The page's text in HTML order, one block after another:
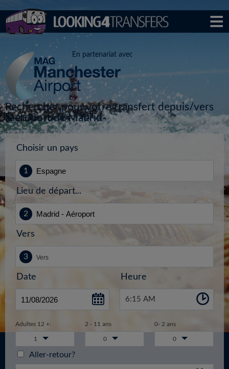
En partenariat avec
Rechercher pour votre transfert depuis/vers
l'aéroport de Madrid
Choisir un pays
Lieu de départ...
Vers
Date Heure
6:15 AM
Adultes 12 +: 2 - 11 ans 0- 2 ans
1 0 0
Aller-retour?